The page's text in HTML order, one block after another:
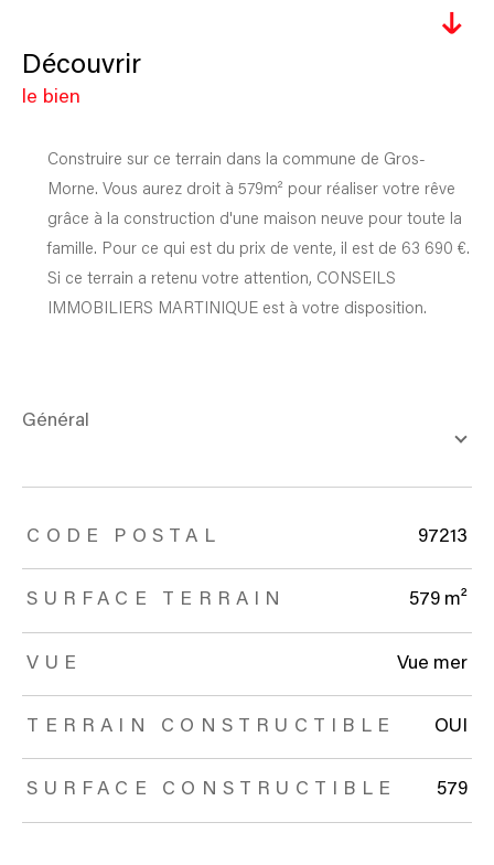
découvrir
le bien
Construire sur ce terrain dans la commune de Gros-
Morne. Vous aurez droit à 579m² pour réaliser votre rêve
grâce à la construction d'une maison neuve pour toute la
famille. Pour ce qui est du prix de vente, il est de 63 690 €.
Si ce terrain a retenu votre attention, CONSEILS
IMMOBILIERS MARTINIQUE est à votre disposition.
général
TRAD_ZEPHYR_Caracteristique TRAD_ZEPHYR_Valeurs
CODE POSTAL 97213
SURFACE TERRAIN 579 m²
VUE Vue mer
TERRAIN CONSTRUCTIBLE OUI
SURFACE CONSTRUCTIBLE 579